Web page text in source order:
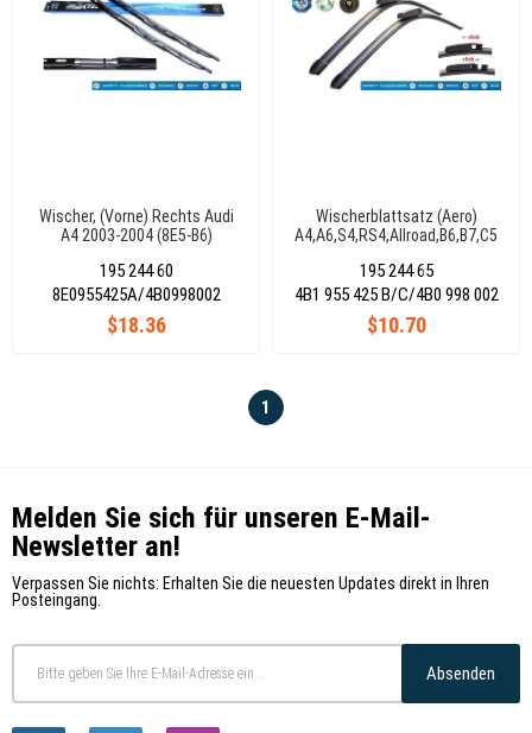
Wischer, (Vorne) Rechts Audi
A4 2003-2004 (8E5-B6)
195 244 60
$18.36
8E0955425A/4B0998002
Wischerblattsatz (Aero)
A4,A6,S4,RS4,Allroad,B6,B7,C5
195 244 65
$10.70
4B1 955 425 B/C/4B0 998 002
1
Melden Sie sich für unseren E-Mail-
Newsletter an!
Verpassen Sie nichts: Erhalten Sie die neuesten Updates direkt in Ihren
Posteingang.
Absenden